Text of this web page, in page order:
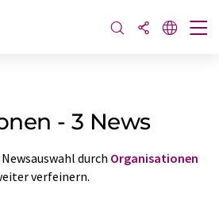
- 3 News
durch Organisationen
verfeinern.